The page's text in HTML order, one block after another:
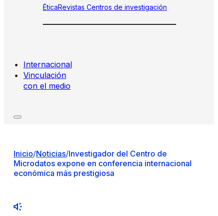
ÉticaRevistas Centros de investigación
Internacional
Vinculación
con el medio
Inicio/Noticias/Investigador del Centro de
Microdatos expone en conferencia internacional
económica más prestigiosa